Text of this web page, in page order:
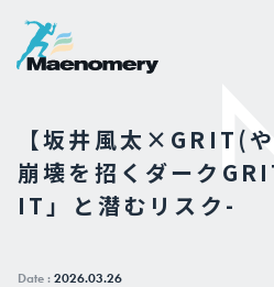
【坂井風太×GRIT(
崩壊を招くダーク
IT」と潜むリスク-
Date : 2026.03.26